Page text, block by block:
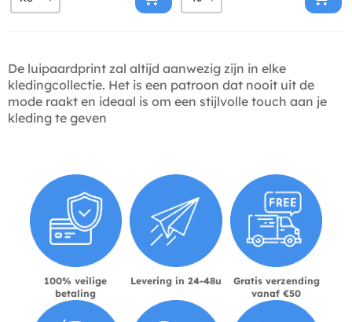
De luipaardprint zal altijd aanwezig zijn in elke
kledingcollectie. Het is een patroon dat nooit uit de
mode raakt en ideaal is om een stijlvolle touch aan je
kleding te geven
100% veilige
betaling
Levering in 24-48u
Gratis verzending
vanaf €50